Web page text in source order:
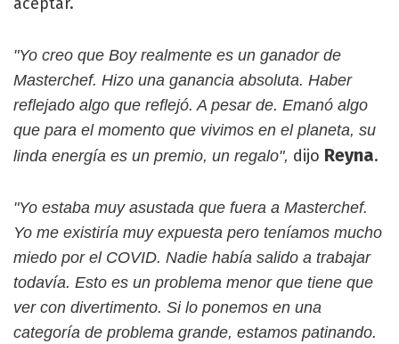
"Yo creo que Boy realmente es un ganador de
Masterchef. Hizo una ganancia absoluta. Haber
reflejado algo que reflejó. A pesar de. Emanó algo
que para el momento que vivimos en el planeta, su
linda energía es un premio, un regalo", dijo Reyna.
"Yo estaba muy asustada que fuera a Masterchef.
Yo me existiría muy expuesta pero teníamos mucho
miedo por el COVID. Nadie había salido a trabajar
todavía. Esto es un problema menor que tiene que
ver con divertimento. Si lo ponemos en una
categoría de problema grande, estamos patinando.